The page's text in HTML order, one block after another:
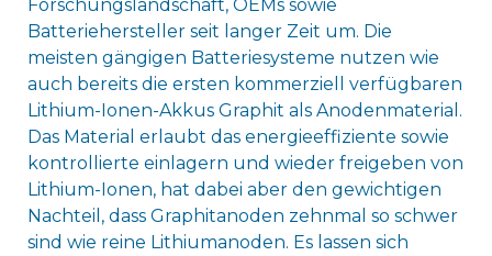
Forschungslandschaft, OEMs sowie
Batteriehersteller seit langer Zeit um. Die
meisten gängigen Batteriesysteme nutzen wie
auch bereits die ersten kommerziell verfügbaren
Lithium-Ionen-Akkus Graphit als Anodenmaterial.
Das Material erlaubt das energieeffiziente sowie
kontrollierte einlagern und wieder freigeben von
Lithium-Ionen, hat dabei aber den gewichtigen
Nachteil, dass Graphitanoden zehnmal so schwer
sind wie reine Lithiumanoden. Es lassen sich